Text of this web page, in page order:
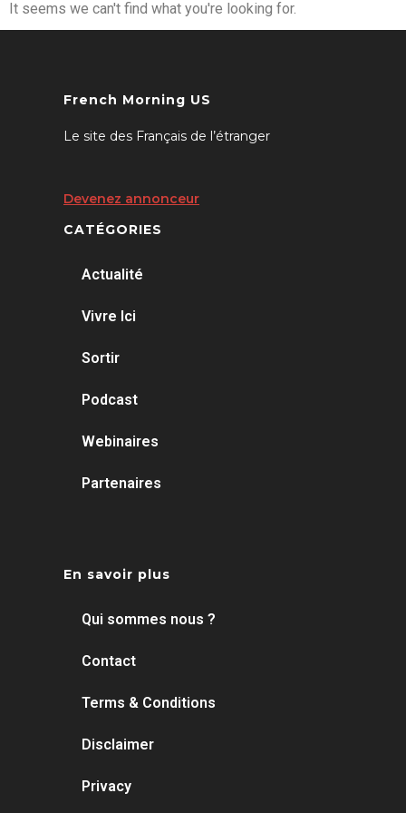
It seems we can't find what you're looking for.
French Morning US
Le site des Français de l’étranger
Devenez annonceur
CATÉGORIES
Actualité
Vivre Ici
Sortir
Podcast
Webinaires
Partenaires
En savoir plus
Qui sommes nous ?
Contact
Terms & Conditions
Disclaimer
Privacy